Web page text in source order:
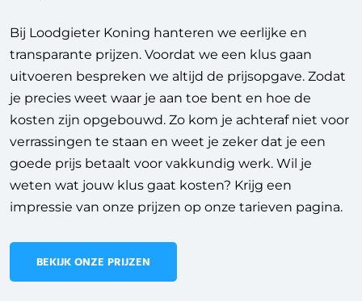
Bij Loodgieter Koning hanteren we eerlijke en
transparante prijzen. Voordat we een klus gaan
uitvoeren bespreken we altijd de prijsopgave. Zodat
je precies weet waar je aan toe bent en hoe de
kosten zijn opgebouwd. Zo kom je achteraf niet voor
verrassingen te staan en weet je zeker dat je een
goede prijs betaalt voor vakkundig werk. Wil je
weten wat jouw klus gaat kosten? Krijg een
impressie van onze prijzen op onze tarieven pagina.
BEKIJK ONZE PRIJZEN